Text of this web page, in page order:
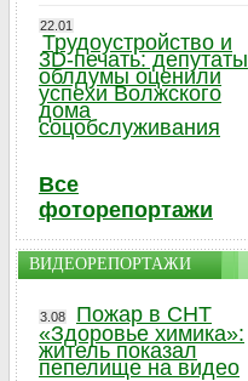
22.01
Трудоустройство и
3D-печать: депутаты
облдумы оценили
успехи Волжского
дома
соцобслуживания
Все
фоторепортажи
ВИДЕОРЕПОРТАЖИ
3.08
Пожар в СНТ
«Здоровье химика»:
житель показал
пепелище на видео